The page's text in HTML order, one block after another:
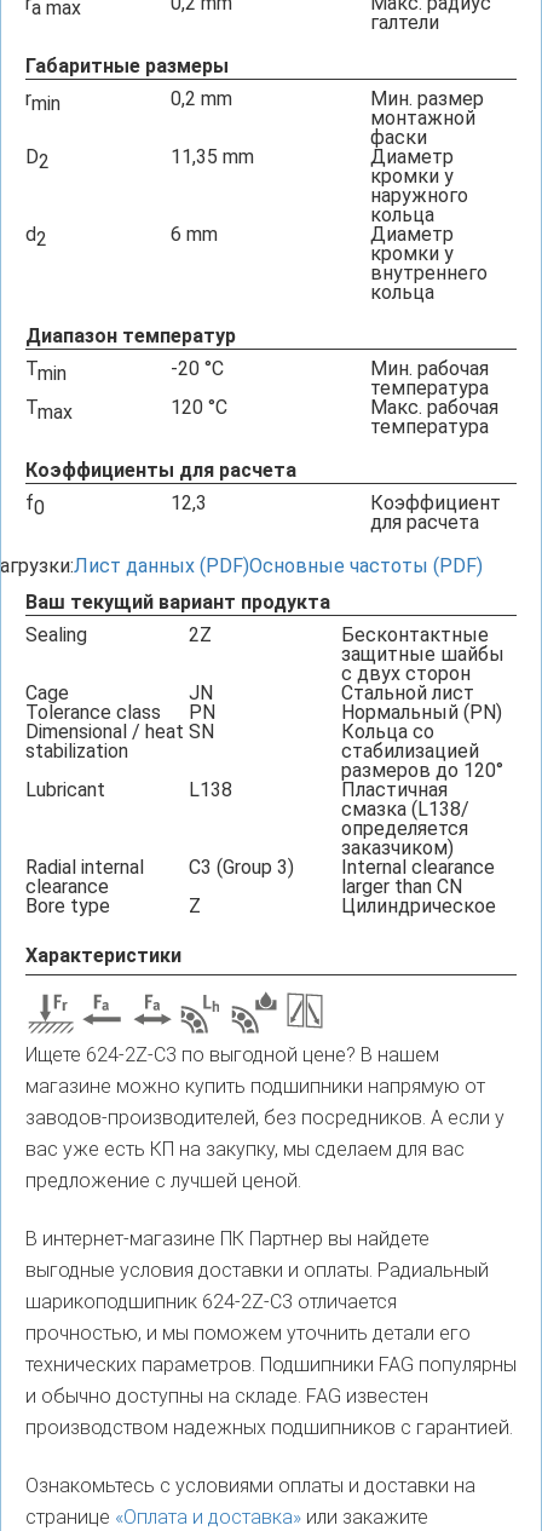
a max
галтели
Габаритные размеры
rmin 0,2 mm
Мин. размер
монтажной
фаски
D2 11,35 mm
Диаметр
кромки у
наружного
кольца
d2 6 mm
Диаметр
кромки у
внутреннего
кольца
Диапазон температур
Tmin -20 °C
Мин. рабочая
температура
Tmax 120 °C
Макс. рабочая
температура
Коэффициенты для расчета
f0 12,3
Коэффициент
для расчета
Лист данных (PDF)Основные частоты (PDF)
Ваш текущий вариант продукта
Sealing
2Z
Бесконтактные
защитные шайбы
с двух сторон
Cage
JN
Стальной лист
Tolerance class
PN
Нормальный (PN)
Dimensional / heat
stabilization
SN
Кольца со
стабилизацией
размеров до 120°
Lubricant
L138
Пластичная
смазка (L138/
определяется
заказчиком)
Radial internal
clearance
C3 (Group 3)
Internal clearance
larger than CN
Bore type
Z Цилиндрическое
Характеристики
Ищете 624-2Z-C3 по выгодной цене? В нашем
магазине можно купить подшипники напрямую от
заводов-производителей, без посредников. А если у
вас уже есть КП на закупку, мы сделаем для вас
предложение с лучшей ценой.
В интернет-магазине ПК Партнер вы найдете
выгодные условия доставки и оплаты. Радиальный
шарикоподшипник 624-2Z-C3 отличается
прочностью, и мы поможем уточнить детали его
технических параметров. Подшипники FAG популярны
и обычно доступны на складе. FAG известен
производством надежных подшипников с гарантией.
Ознакомьтесь с условиями оплаты и доставки на
странице «Оплата и доставка» или закажите